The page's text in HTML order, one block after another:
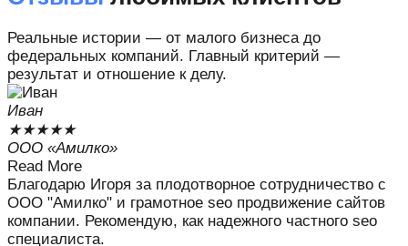
Реальные истории — от малого бизнеса до
федеральных компаний. Главный критерий —
результат и отношение к делу.
Иван
★★★★★
ООО «Амилко»
Read More
Благодарю Игоря за плодотворное сотрудничество с
ООО "Амилко" и грамотное seo продвижение сайтов
компании. Рекомендую, как надежного частного seo
специалиста.